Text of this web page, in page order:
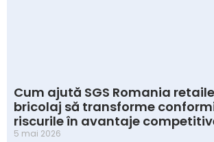
Cum ajută SGS Romania
bricolaj să transforme
riscurile în avantaje
5 mai 2026